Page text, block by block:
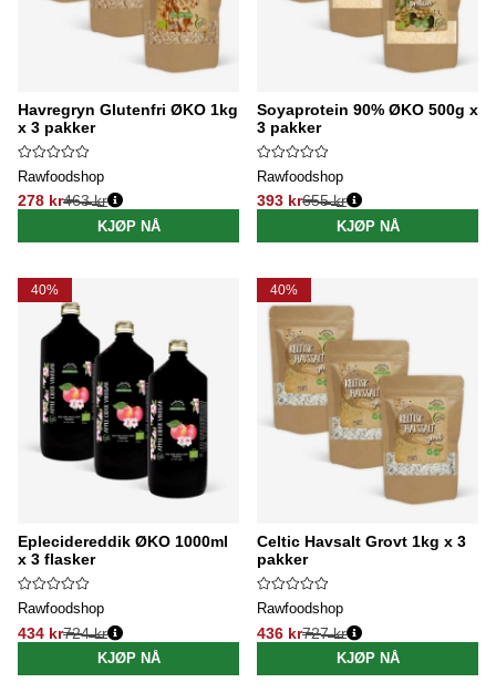
Havregryn Glutenfri ØKO 1kg
x 3 pakker
Rawfoodshop
278 kr
Vanlig pris:
463 kr
KJØP NÅ
Soyaprotein 90% ØKO 500g x
3 pakker
Rawfoodshop
393 kr
Vanlig pris:
655 kr
KJØP NÅ
40%
Eplecidereddik ØKO 1000ml
x 3 flasker
Rawfoodshop
434 kr
Vanlig pris:
724 kr
KJØP NÅ
40%
Celtic Havsalt Grovt 1kg x 3
pakker
Rawfoodshop
436 kr
Vanlig pris:
727 kr
KJØP NÅ